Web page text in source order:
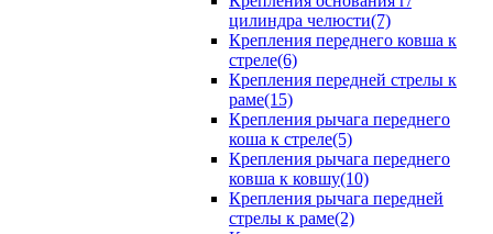
цилиндра челюсти(7)
Крепления переднего ковша к
стреле(6)
Крепления передней стрелы к
раме(15)
Крепления рычага переднего
коша к стреле(5)
Крепления рычага переднего
ковша к ковшу(10)
Крепления рычага передней
стрелы к раме(2)